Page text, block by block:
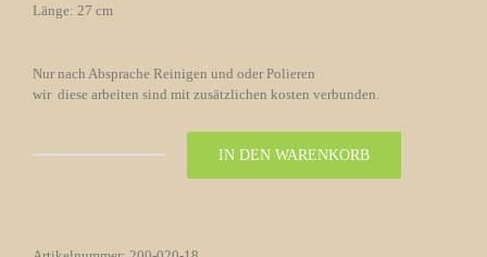
Länge: 27 cm
Nur nach Absprache Reinigen und oder Polieren
wir diese arbeiten sind mit zusätzlichen kosten verbunden.
IN DEN WARENKORB